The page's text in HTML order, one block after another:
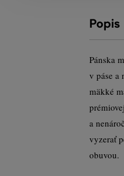
Popis
Pánska
v páse a
mäkké
a
vyzerať
obuvou.